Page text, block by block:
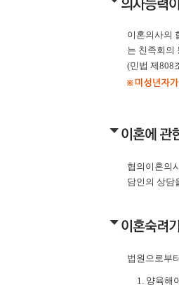
이혼의사의
는 친족회의
(민법 제808
협의이혼의
담인의 상담
법원으로부
1. 양육해